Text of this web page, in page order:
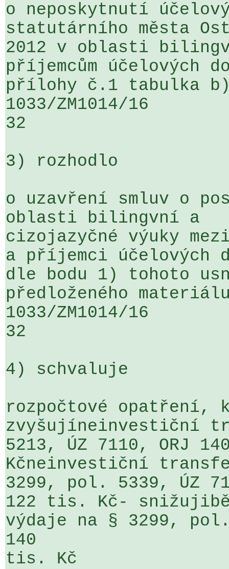
o neposkytnutí
statutárního města
2012 v oblasti
příjemcům účelových
přílohy č.1 tabulka b)
1033/ZM1014/16
32
3) rozhodlo
o uzavření smluv o
oblasti bilingvní a
cizojazyčné výuky
a příjemci účelových
dle bodu 1) tohoto
předloženého
1033/ZM1014/16
32
4) schvaluje
rozpočtové opatření,
zvyšujíneinvestiční
5213, ÚZ 7110, ORJ
Kčneinvestiční
3299, pol. 5339, ÚZ
122 tis. Kč-
výdaje na § 3299, pol.
140
tis. Kč